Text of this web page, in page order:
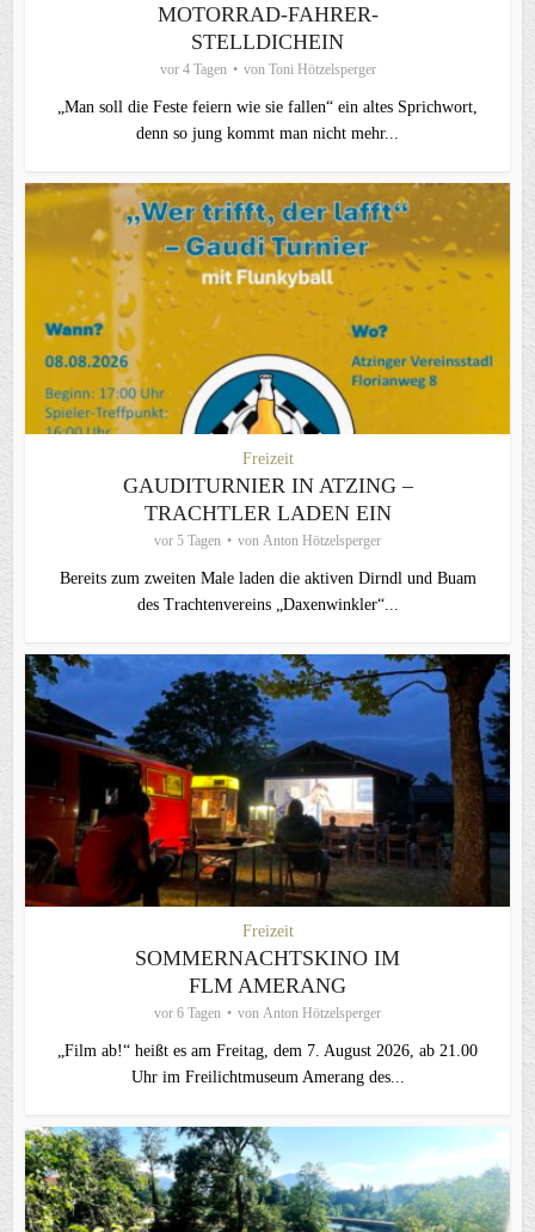
MOTORRAD-FAHRER-
STELLDICHEIN
vor 4 Tagen von Toni Hötzelsperger
„Man soll die Feste feiern wie sie fallen“ ein altes Sprichwort,
denn so jung kommt man nicht mehr...
Freizeit
GAUDITURNIER IN ATZING –
TRACHTLER LADEN EIN
vor 5 Tagen von Anton Hötzelsperger
Bereits zum zweiten Male laden die aktiven Dirndl und Buam
des Trachtenvereins „Daxenwinkler“...
Freizeit
SOMMERNACHTSKINO IM
FLM AMERANG
vor 6 Tagen von Anton Hötzelsperger
„Film ab!“ heißt es am Freitag, dem 7. August 2026, ab 21.00
Uhr im Freilichtmuseum Amerang des...